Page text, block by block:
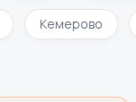
Кемерово